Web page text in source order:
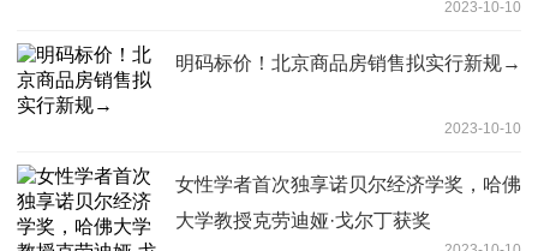
2023-10-10
明码标价！北京商品房销售拟实行新规→
2023-10-10
女性学者首次独享诺贝尔经济学奖，哈佛
大学教授克劳迪娅·戈尔丁获奖